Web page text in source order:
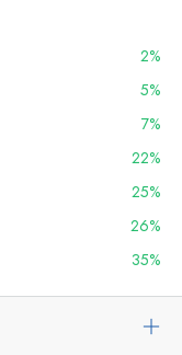
2%
5%
7%
22%
25%
26%
35%